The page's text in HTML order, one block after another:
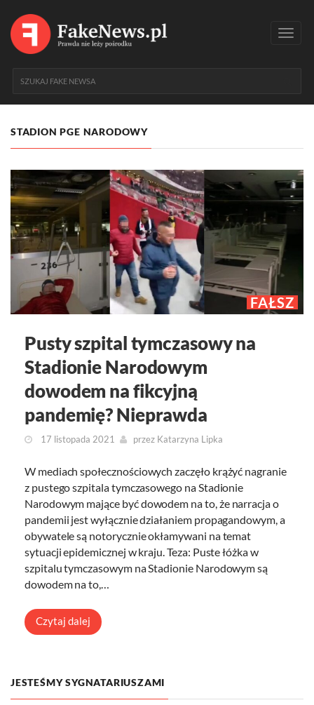
STADION PGE NARODOWY
FAŁSZ
Pusty szpital tymczasowy na
Stadionie Narodowym
dowodem na fikcyjną
pandemię? Nieprawda
17 listopada 2021 przez Katarzyna Lipka
W mediach społecznościowych zaczęło krążyć nagranie
z pustego szpitala tymczasowego na Stadionie
Narodowym mające być dowodem na to, że narracja o
pandemii jest wyłącznie działaniem propagandowym, a
obywatele są notorycznie okłamywani na temat
sytuacji epidemicznej w kraju. Teza: Puste łóżka w
szpitalu tymczasowym na Stadionie Narodowym są
dowodem na to,…
Czytaj dalej
JESTEŚMY SYGNATARIUSZAMI